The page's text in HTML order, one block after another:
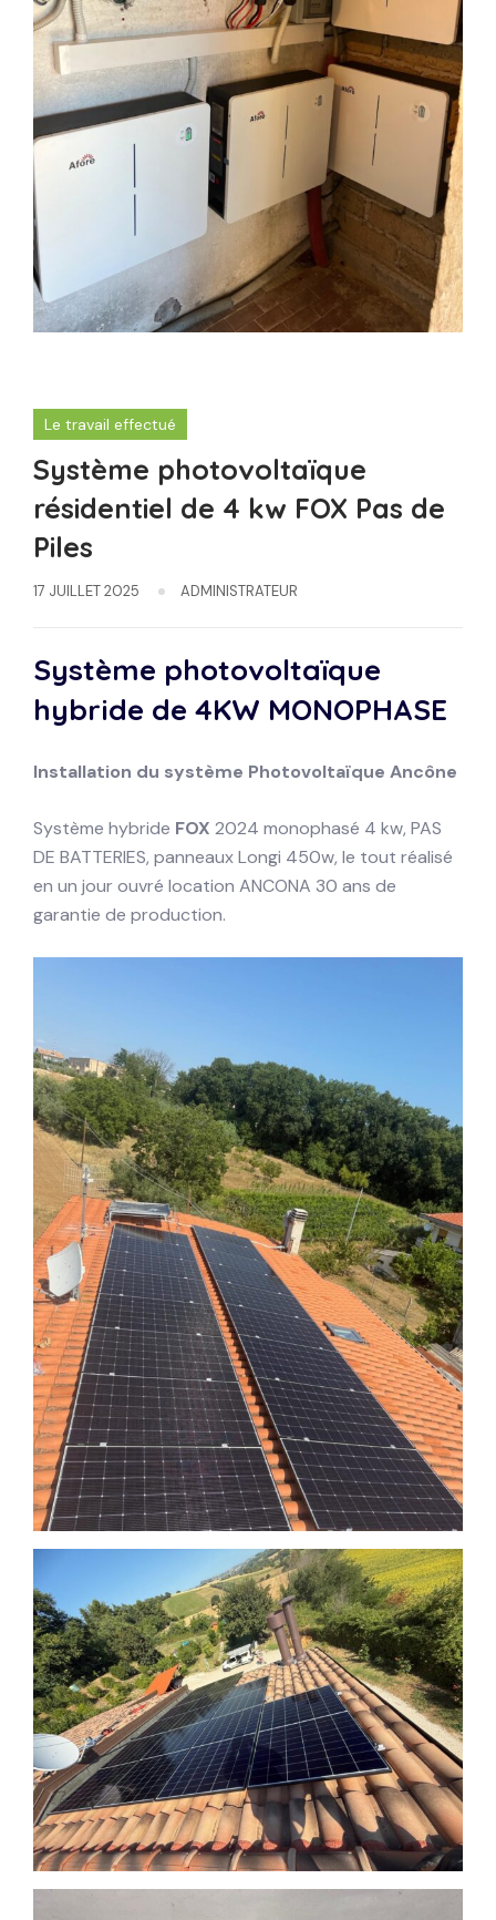
Le travail effectué
Système photovoltaïque
résidentiel de 4 kw FOX Pas de
Piles
17 JUILLET 2025 ADMINISTRATEUR
Système photovoltaïque
hybride de 4KW MONOPHASE
Installation du système Photovoltaïque Ancône
Système hybride FOX 2024 monophasé 4 kw, PAS
DE BATTERIES, panneaux Longi 450w, le tout réalisé
en un jour ouvré location ANCONA 30 ans de
garantie de production.